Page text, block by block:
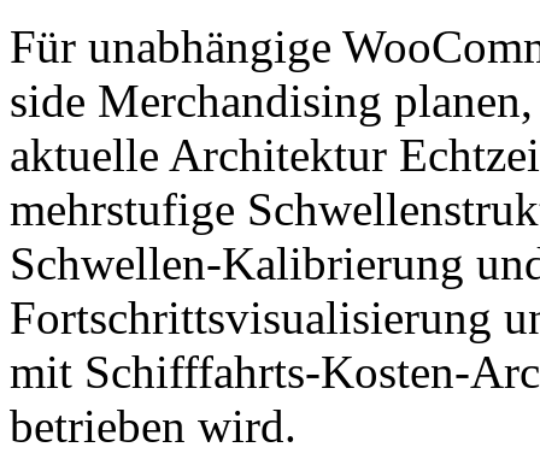
Für unabhängige
side Merchandising
aktuelle Architektur
mehrstufige
Schwellen-Kalibrierung
Fortschrittsvisualisierung
mit Schifffahrts-Kosten-
betrieben wird.